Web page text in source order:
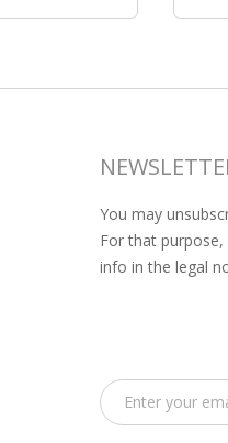
You may
For that
info in the legal